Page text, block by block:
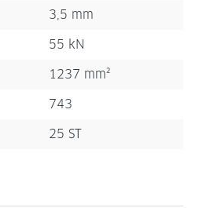
3,5 mm
55 kN
1237 mm²
743
25 ST